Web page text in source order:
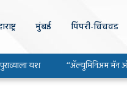
मुंबई पिंपरी-चिंचवड
यश ‘‘ॲल्युमिनिअम मॅन ऑफ इंडिया’’